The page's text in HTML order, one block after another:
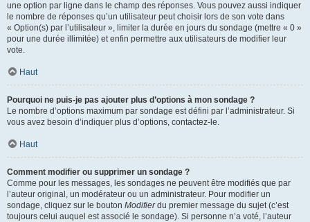
une option par ligne dans le champ des réponses. Vous pouvez aussi indiquer
le nombre de réponses qu’un utilisateur peut choisir lors de son vote dans
« Option(s) par l’utilisateur », limiter la durée en jours du sondage (mettre « 0 »
pour une durée illimitée) et enfin permettre aux utilisateurs de modifier leur
vote.
Haut
Pourquoi ne puis-je pas ajouter plus d’options à mon sondage ?
Le nombre d’options maximum par sondage est défini par l’administrateur. Si
vous avez besoin d’indiquer plus d’options, contactez-le.
Haut
Comment modifier ou supprimer un sondage ?
Comme pour les messages, les sondages ne peuvent être modifiés que par
l’auteur original, un modérateur ou un administrateur. Pour modifier un
sondage, cliquez sur le bouton Modifierdu premier message du sujet (c’est
toujours celui auquel est associé le sondage). Si personne n’a voté, l’auteur